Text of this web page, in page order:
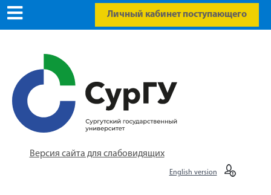
Личный кабинет поступающего
Версия сайта для слабовидящих
English version